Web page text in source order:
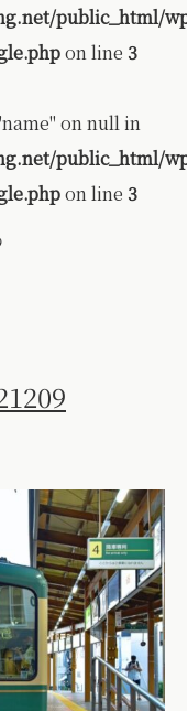
public_html/
on line 3
on null in
public_html/
on line 3